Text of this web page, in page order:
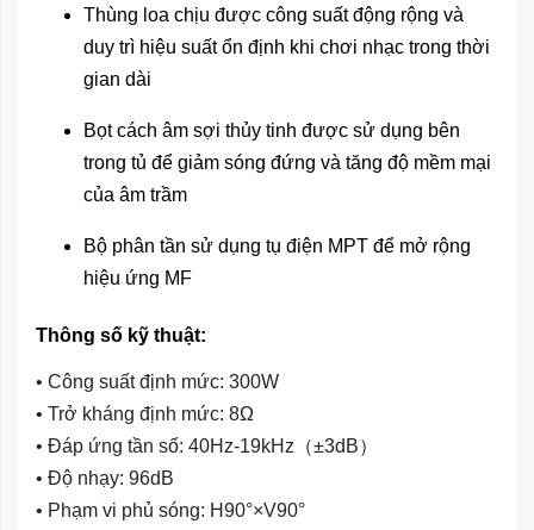
Thùng loa chịu được công suất động rộng và
duy trì hiệu suất ổn định khi chơi nhạc trong thời
gian dài
Bọt cách âm sợi thủy tinh được sử dụng bên
trong tủ để giảm sóng đứng và tăng độ mềm mại
của âm trầm
Bộ phân tần sử dụng tụ điện MPT để mở rộng
hiệu ứng MF
Thông số kỹ thuật:
• Công suất định mức: 300W
• Trở kháng định mức: 8Ω
• Đáp ứng tần số: 40Hz-19kHz（±3dB）
• Độ nhạy: 96dB
• Phạm vi phủ sóng: H90°×V90°